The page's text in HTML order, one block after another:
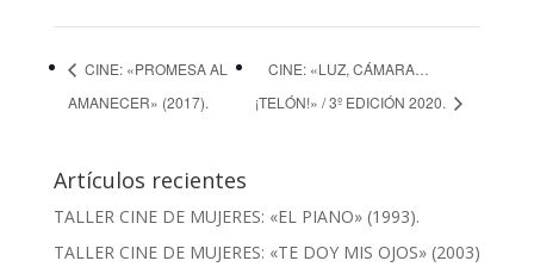
CINE: «PROMESA AL
AMANECER» (2017).
CINE: «LUZ, CÁMARA…
¡TELÓN!» / 3º EDICIÓN 2020.
Artículos recientes
TALLER CINE DE MUJERES: «EL PIANO» (1993).
TALLER CINE DE MUJERES: «TE DOY MIS OJOS» (2003)